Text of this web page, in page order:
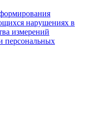
нарушениях в
измерений
персональных